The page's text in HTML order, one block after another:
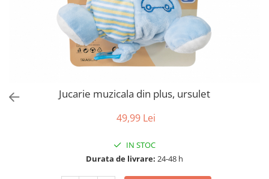
Jucarie muzicala din plus, ursulet
49,99 Lei
IN STOC
Durata de livrare: 24-48 h